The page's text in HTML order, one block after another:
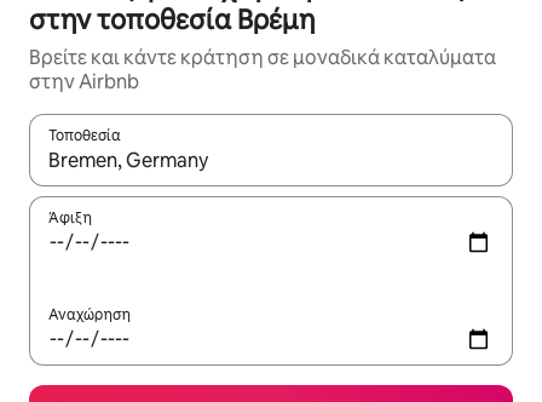
στην τοποθεσία Βρέμη
Βρείτε και κάντε κράτηση σε μοναδικά καταλύματα
στην Airbnb
Τοποθεσία
Όταν τα αποτελέσματα είναι διαθέσιμα, μπορείτε να
Άφιξη
Αναχώρηση